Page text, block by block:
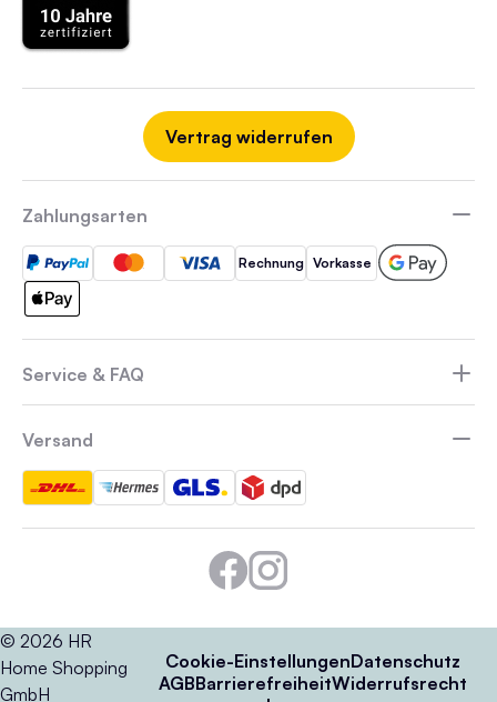
Vertrag widerrufen
Zahlungsarten
Rechnung Vorkasse
Service & FAQ
Versand
© 2026 HR
Home Shopping
GmbH
Cookie-EinstellungenDatenschutz
AGBBarrierefreiheitWiderrufsrecht